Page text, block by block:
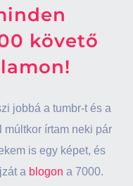
követő
jobbá a tumbr-t és a
múltkor írtam neki pár
is egy képet, és
a blogon a 7000.